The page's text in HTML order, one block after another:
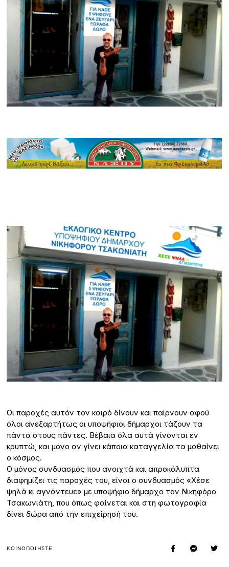
Οι παροχές αυτόν τον καιρό δίνουν και παίρνουν αφού
όλοι ανεξαρτήτως οι υποψήφιοι δήμαρχοι τάζουν τα
πάντα στους πάντες. Βέβαια όλα αυτά γίνονται εν
κρυπτώ, και μόνο αν γίνει κάποια καταγγελία τα μαθαίνει
ο κόσμος.
Ο μόνος συνδυασμός που ανοιχτά και απροκάλυπτα
διαφημίζει τις παροχές του, είναι ο συνδυασμός «Χέσε
ψηλά κι αγνάντευε» με υποψήφιο δήμαρχο τον Νικηφόρο
Τσακωνιάτη, που όπως φαίνεται και στη φωτογραφία
δίνει δώρα από την επιχείρησή του.
ΚΟΙΝΟΠΟΙΉΣΤΕ